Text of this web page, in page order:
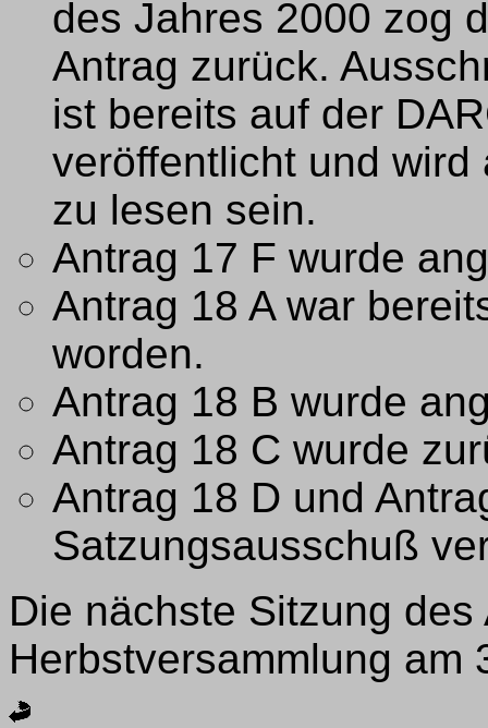
des Jahres 2000 zog
Antrag zurück.
ist bereits auf der
veröffentlicht und
zu lesen sein.
Antrag 17 F wurde
Antrag 18 A war
worden.
Antrag 18 B wurde
Antrag 18 C wurde
Antrag 18 D und
Satzungsausschuß
Die nächste Sitzung
Herbstversammlung am